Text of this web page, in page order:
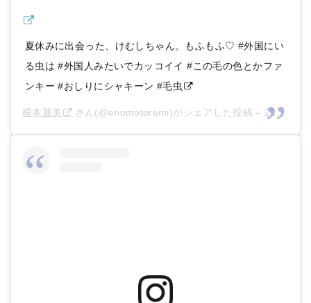
夏休みに出会った、けむしちゃん。もふもふ♡ #外国にい
る虫は #外国人みたいでカッコイイ #この毛の色とかファ
ンキー #おしりにシャキーン #毛虫
榎本麗美 さん(@enomotoremi)がシェアした投稿 – 2017年12月月27日午後10時54分PST